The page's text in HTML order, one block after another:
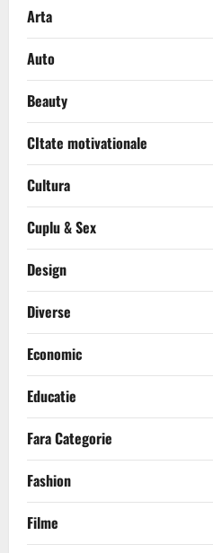
Arta
Auto
Beauty
CItate motivationale
Cultura
Cuplu & Sex
Design
Diverse
Economic
Educatie
Fara Categorie
Fashion
Filme